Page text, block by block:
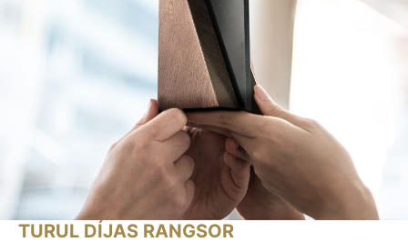
TURUL DÍJAS RANGSOR